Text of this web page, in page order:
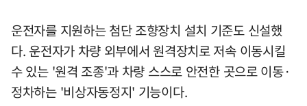
운전자를 지원하는 첨단 조향장치 설치 기준도 신설했
다. 운전자가 차량 외부에서 원격장치로 저속 이동시킬
수 있는 '원격 조종'과 차량 스스로 안전한 곳으로 이동·
정차하는 '비상자동정지' 기능이다.